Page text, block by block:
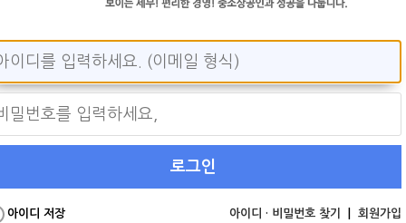
로그인
아이디 저장 아이디 · 비밀번호 찾기 회원가입